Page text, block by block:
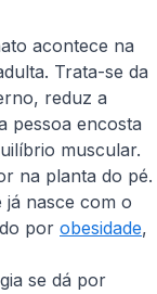
acontece na
Trata-se da
reduz a
pessoa encosta
muscular.
na planta do pé.
nasce com o
por obesidade,
se dá por